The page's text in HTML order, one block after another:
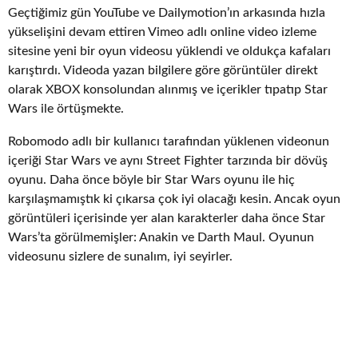
Geçtiğimiz gün YouTube ve Dailymotion’ın arkasında hızla
yükselişini devam ettiren Vimeo adlı online video izleme
sitesine yeni bir oyun videosu yüklendi ve oldukça kafaları
karıştırdı. Videoda yazan bilgilere göre görüntüler direkt
olarak XBOX konsolundan alınmış ve içerikler tıpatıp Star
Wars ile örtüşmekte.
Robomodo adlı bir kullanıcı tarafından yüklenen videonun
içeriği Star Wars ve aynı Street Fighter tarzında bir dövüş
oyunu. Daha önce böyle bir Star Wars oyunu ile hiç
karşılaşmamıştık ki çıkarsa çok iyi olacağı kesin. Ancak oyun
görüntüleri içerisinde yer alan karakterler daha önce Star
Wars’ta görülmemişler: Anakin ve Darth Maul. Oyunun
videosunu sizlere de sunalım, iyi seyirler.